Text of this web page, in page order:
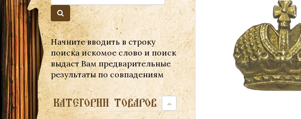
Начните вводить в строку
поиска искомое слово и поиск
выдаст Вам предварительные
результаты по совпадениям
КАТЕГОРИИ ТОВАРОВ